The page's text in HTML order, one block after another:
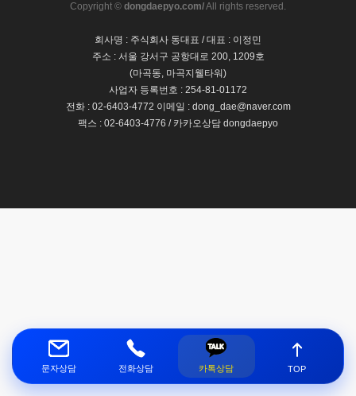
Copyright © dongdaepyo.com/All rights reserved.
회사명 : 주식회사 동대표 / 대표 : 이정민
주소 : 서울 강서구 공항대로 200, 1209호
(마곡동, 마곡지웰타워)
사업자 등록번호 : 254-81-01172
전화 : 02-6403-4772 이메일 : dong_dae@naver.com
팩스 : 02-6403-4776 / 카카오상담 dongdaepyo
문자상담 전화상담 카톡상담 TOP